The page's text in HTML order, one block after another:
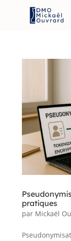
pratiques
par Mickaël